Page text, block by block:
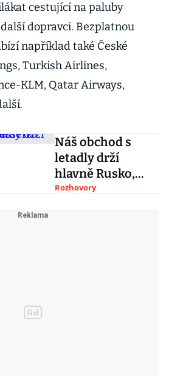
cestující na paluby
dopravci. Bezplatnou
například také České
Turkish Airlines,
KLM, Qatar Airways,
Náš obchod s
letadly drží
hlavně Rusko,
říká šéfka Aircraft
Rozhovory